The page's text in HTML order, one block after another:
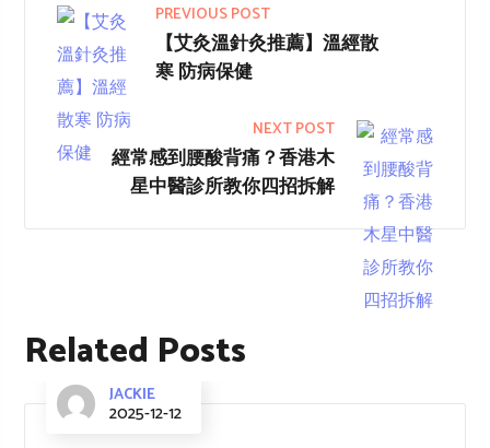
PREVIOUS POST
【艾灸溫針灸推薦】溫經散
寒 防病保健
NEXT POST
經常感到腰酸背痛？香港木
星中醫診所教你四招拆解
Related Posts
JACKIE
2025-12-12